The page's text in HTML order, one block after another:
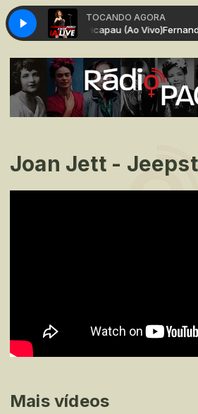
TOCANDO AGORA
_ Sample_ Picapau (Ao Vivo)Fernanda
Joan Jett -
Mais vídeos